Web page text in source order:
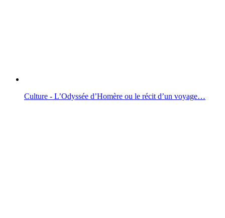
Culture - L’Odyssée d’Homère ou le récit d’un voyage…